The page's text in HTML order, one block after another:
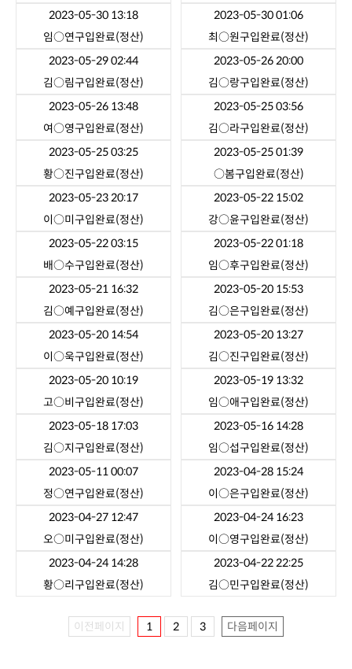
2023-05-30 13:18
임○연구입완료(정산)
2023-05-30 01:06
최○원구입완료(정산)
2023-05-29 02:44
김○림구입완료(정산)
2023-05-26 20:00
김○랑구입완료(정산)
2023-05-26 13:48
여○영구입완료(정산)
2023-05-25 03:56
김○라구입완료(정산)
2023-05-25 03:25
황○진구입완료(정산)
2023-05-25 01:39
○봄구입완료(정산)
2023-05-23 20:17
이○미구입완료(정산)
2023-05-22 15:02
강○윤구입완료(정산)
2023-05-22 03:15
배○수구입완료(정산)
2023-05-22 01:18
임○후구입완료(정산)
2023-05-21 16:32
김○예구입완료(정산)
2023-05-20 15:53
김○은구입완료(정산)
2023-05-20 14:54
이○욱구입완료(정산)
2023-05-20 13:27
김○진구입완료(정산)
2023-05-20 10:19
고○비구입완료(정산)
2023-05-19 13:32
임○애구입완료(정산)
2023-05-18 17:03
김○지구입완료(정산)
2023-05-16 14:28
임○섭구입완료(정산)
2023-05-11 00:07
정○연구입완료(정산)
2023-04-28 15:24
이○은구입완료(정산)
2023-04-27 12:47
오○미구입완료(정산)
2023-04-24 16:23
이○영구입완료(정산)
2023-04-24 14:28
황○리구입완료(정산)
2023-04-22 22:25
김○민구입완료(정산)
이전페이지 1 2 3 다음페이지